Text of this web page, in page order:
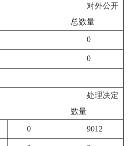
对外公开
总数量
0
0
处理决定
数量
0 9012